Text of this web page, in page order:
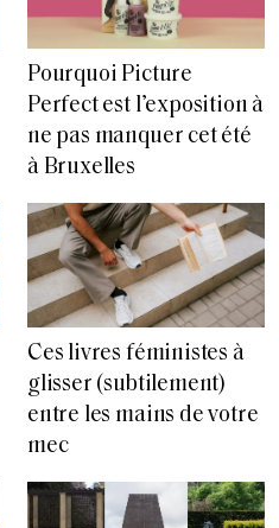
Pourquoi Picture
Perfect est l’exposition à
ne pas manquer cet été
à Bruxelles
Ces livres féministes à
glisser (subtilement)
entre les mains de votre
mec